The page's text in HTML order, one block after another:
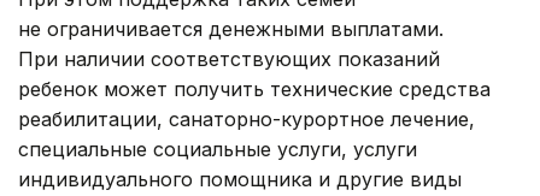
не ограничивается денежными выплатами.
При наличии соответствующих показаний
ребенок может получить технические средства
реабилитации, санаторно-курортное лечение,
специальные социальные услуги, услуги
индивидуального помощника и другие виды